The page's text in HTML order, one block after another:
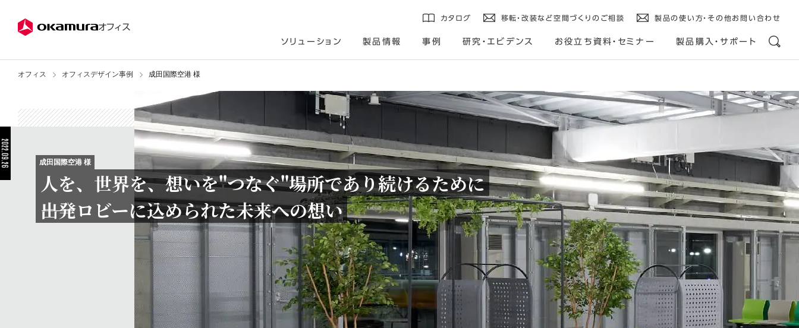
オフィス
カタログ 移転・改装など空間づくりのご相談 製品の使い方・その他お問い合わせ
ソリューション 製品情報 事例 研究・エビデンス お役立ち資料・セミナー 製品購入・サポート
オフィス オフィスデザイン事例 成田国際空港 様
2022.09.26 成田国際空港 様
人を、世界を、想いを"つなぐ"場所であり続けるために
――出発ロビーに込められた未来への想い